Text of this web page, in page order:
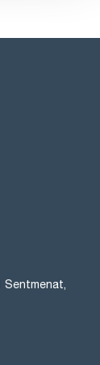
Sentmenat,